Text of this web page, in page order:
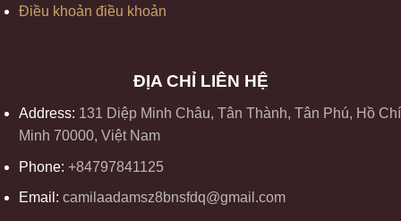
Điều khoản điều khoản
ĐỊA CHỈ LIÊN HỆ
Address: 131 Diệp Minh Châu, Tân Thành, Tân Phú, Hồ Chí
Minh 70000, Việt Nam
Phone: +84797841125
Email: camilaadamsz8bnsfdq@gmail.com